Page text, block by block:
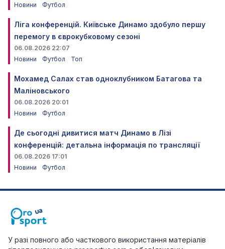
Новини
Футбол
Ліга конференцій. Київське Динамо здобуло першу
перемогу в єврокубковому сезоні
06.08.2026 22:07
Новини
Футбол Топ
Мохамед Салах став одноклубником Батагова та
Маліновського
06.08.2026 20:01
Новини
Футбол
Де сьогодні дивитися матч Динамо в Лізі
конференцій: детальна інформація по трансляції
06.08.2026 17:01
Новини
Футбол
У разі повного або часткового використання матеріалів